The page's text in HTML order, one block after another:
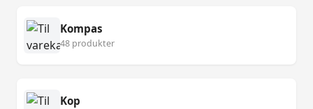
Kompas
48 produkter
Kop